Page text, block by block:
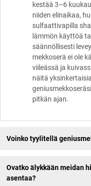
kestää 3–6
niiden elinaikaa,
sulfaattivapilla
lämmön käyttöä
säännöllisesti
mekkoserä ei ole
viileässä ja
näitä
pitkän ajan.
Voinko tyylitellä
Ovatko älykkään meidan
asentaa?